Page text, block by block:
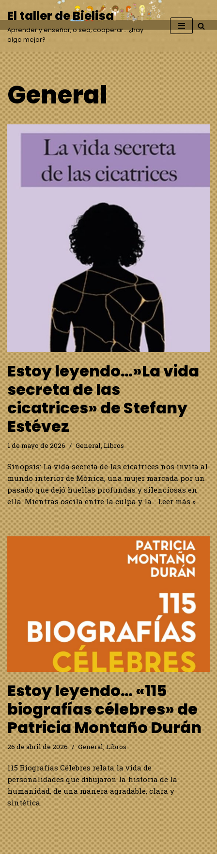
Saltar
al
contenido
El taller de Bielisa
Aprender y enseñar, o sea, cooperar… ¿hay
algo mejor?
General
Estoy leyendo…»La vida
secreta de las
cicatrices» de Stefany
Estévez
1 de mayo de 2026 General,Libros
Sinopsis: La vida secreta de las cicatrices nos invita al
mundo interior de Mónica, una mujer marcada por un
pasado que dejó huellas profundas y silenciosas en
ella. Mientras oscila entre la culpa y la…Leer más »
Estoy leyendo… «115
biografías célebres» de
Patricia Montaño Durán
26 de abril de 2026 General,Libros
115 Biografías Célebres relata la vida de
personalidades que dibujaron la historia de la
humanidad, de una manera agradable, clara y
sintética.